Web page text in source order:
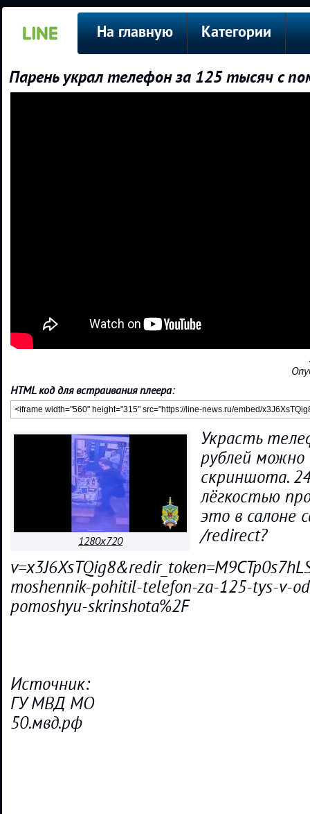
На главную Категории
Парень украл телефон за 125 тысяч с
HTML код для встраивания плеера:
1280x720
Украсть
рублей
скриншота.
лёгкостью
это в салоне
/redirect?
moshennik-pohitil-telefon-za-125-tys-v-
pomoshyu-skrinshota%2F
Источник:
ГУ МВД МО
50.мвд.рф